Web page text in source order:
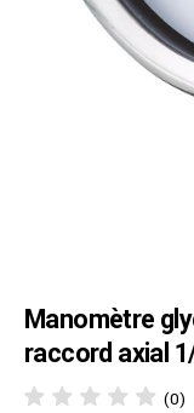
Manomètre
raccord axial
(0)